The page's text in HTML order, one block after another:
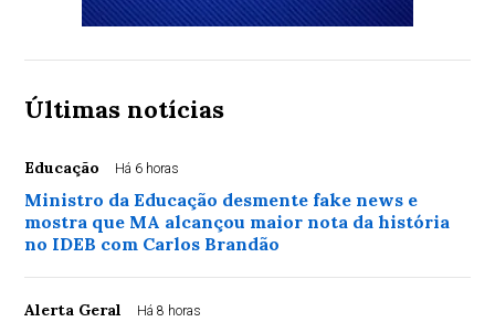
Últimas notícias
Educação Há 6 horas
Ministro da Educação desmente fake news e
mostra que MA alcançou maior nota da história
no IDEB com Carlos Brandão
Alerta Geral Há 8 horas